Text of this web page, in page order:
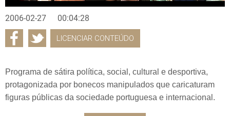
2006-02-27 00:04:28
LICENCIAR CONTEÚDO
Programa de sátira política, social, cultural e desportiva,
protagonizada por bonecos manipulados que caricaturam
figuras públicas da sociedade portuguesa e internacional.